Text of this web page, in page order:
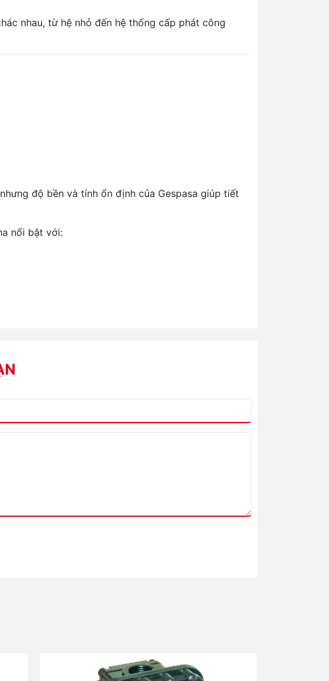
nhau, từ hệ nhỏ đến hệ thống cấp phát công
độ bền và tính ổn định của Gespasa giúp tiết
nổi bật với: